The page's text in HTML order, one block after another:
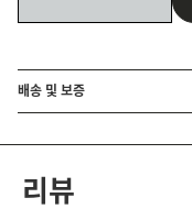
배송 및 보증
리뷰